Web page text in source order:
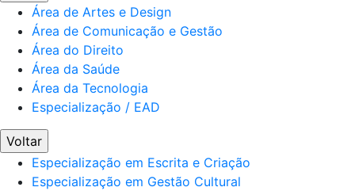
Área de Artes e Design
Área de Comunicação e Gestão
Área do Direito
Área da Saúde
Área da Tecnologia
Especialização / EAD
Voltar
Especialização em Escrita e Criação
Especialização em Gestão Cultural